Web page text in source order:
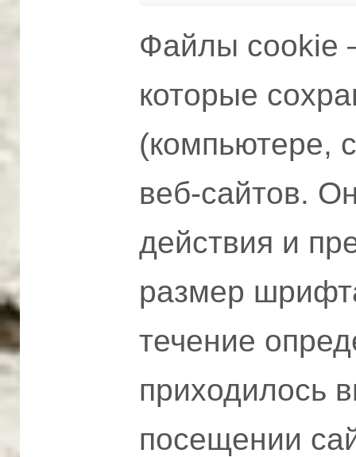
Файлы cookie
которые
(компьютере,
веб-сайтов.
действия и
размер
течение
приходилось
посещении